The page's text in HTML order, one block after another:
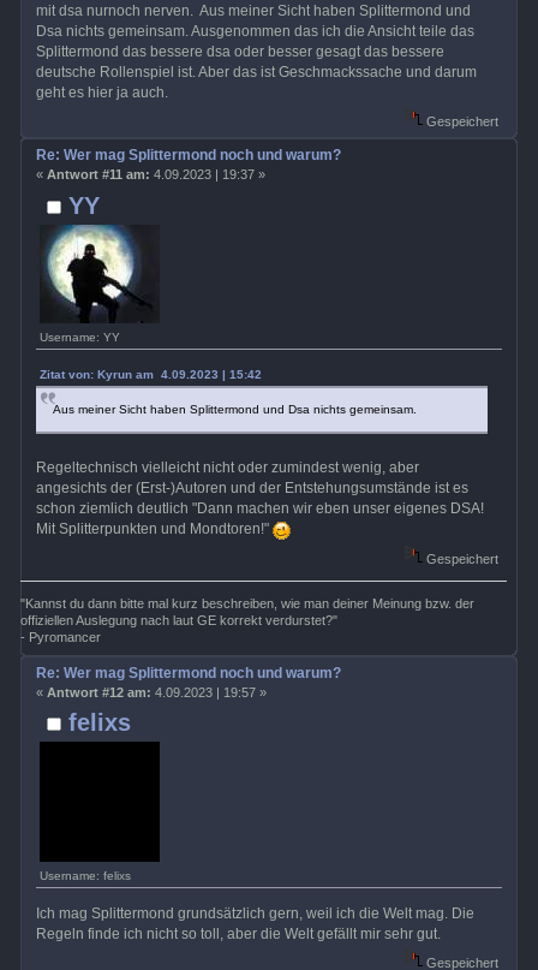
mit dsa nurnoch nerven. Aus meiner Sicht haben Splittermond und
Dsa nichts gemeinsam. Ausgenommen das ich die Ansicht teile das
Splittermond das bessere dsa oder besser gesagt das bessere
deutsche Rollenspiel ist. Aber das ist Geschmackssache und darum
geht es hier ja auch.
Gespeichert
YY
Username: YY
Re: Wer mag Splittermond noch und warum?
« Antwort #11 am: 4.09.2023 | 19:37 »
Zitat von: Kyrun am 4.09.2023 | 15:42
Aus meiner Sicht haben Splittermond und Dsa nichts gemeinsam.
Regeltechnisch vielleicht nicht oder zumindest wenig, aber
angesichts der (Erst-)Autoren und der Entstehungsumstände ist es
schon ziemlich deutlich "Dann machen wir eben unser eigenes DSA!
Mit Splitterpunkten und Mondtoren!"
Gespeichert
"Kannst du dann bitte mal kurz beschreiben, wie man deiner Meinung bzw. der
offiziellen Auslegung nach laut GE korrekt verdurstet?"
- Pyromancer
felixs
Username: felixs
Re: Wer mag Splittermond noch und warum?
« Antwort #12 am: 4.09.2023 | 19:57 »
Ich mag Splittermond grundsätzlich gern, weil ich die Welt mag. Die
Regeln finde ich nicht so toll, aber die Welt gefällt mir sehr gut.
Gespeichert